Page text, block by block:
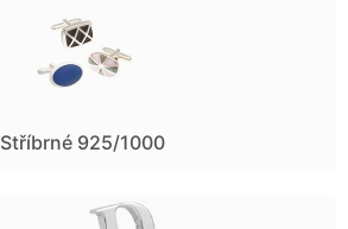
Stříbrné 925/1000